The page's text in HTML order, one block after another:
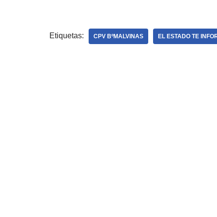
Etiquetas: CPV BºMALVINAS EL ESTADO TE